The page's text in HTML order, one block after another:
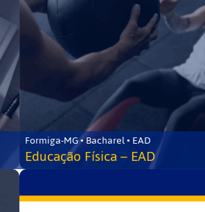
Formiga-MG • Bacharel • EAD
Educação Física – EAD